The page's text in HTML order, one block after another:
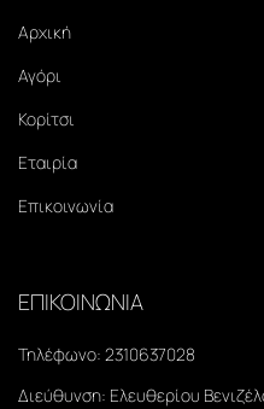
Αρχική
Αγόρι
Κορίτσι
Εταιρία
Επικοινωνία
ΕΠΙΚΟΙΝΩΝΙΑ
Τηλέφωνο: 2310637028
Διεύθυνση: Ελευθερίου